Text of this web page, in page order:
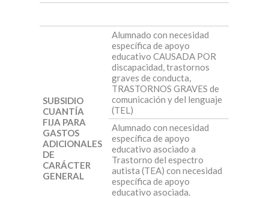
SUBSIDIO
CUANTÍA
FIJA PARA
GASTOS
ADICIONALES
DE
CARÁCTER
GENERAL
Alumnado con necesidad
específica de apoyo
educativo CAUSADA POR
discapacidad, trastornos
graves de conducta,
TRASTORNOS GRAVES de
comunicación y del lenguaje
(TEL)
Alumnado con necesidad
específica de apoyo
educativo asociado a
Trastorno del espectro
autista (TEA) con necesidad
específica de apoyo
educativo asociada.